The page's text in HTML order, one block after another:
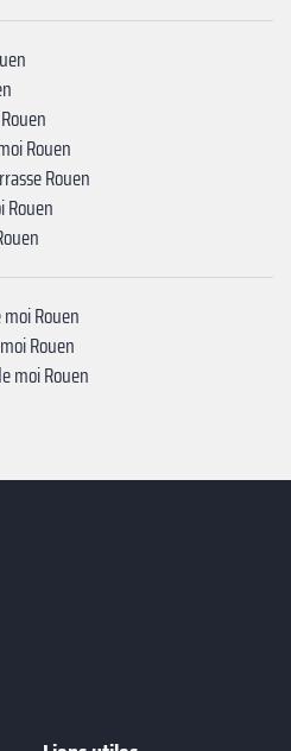
Rouen
Rouen
Rouen
Rouen
Rouen
moi Rouen